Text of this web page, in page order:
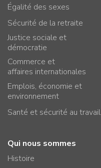
Égalité des sexes
Sécurité de la retraite
Justice sociale et
démocratie
Commerce et
affaires internationales
Emplois, économie et
environnement
Santé et sécurité au travail
Qui nous sommes
Histoire